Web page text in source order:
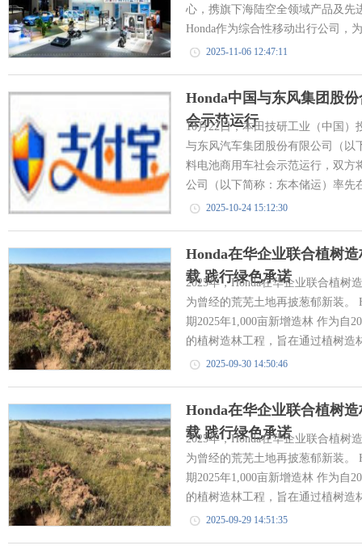
心，携旗下海陆空全领域产品及先
Honda作为综合性移动出行公司，
2025-11-06 12:47:11
Honda中国与东风集团股
会示范运行
10月22日，本田技研工业（中国）
与东风汽车集团股份有限公司（以
料电池商用车社会示范运行，双方
公司（以下简称：东本储运）率先
2025-10-24 15:12:30
Honda在华企业联合植树
载 践行绿色承诺
2025年，Honda在华企业联合植树
为曾经的荒芜土地再披葱郁新装。
期2025年1,000亩新增造林 作为自
的植树造林工程，旨在通过植树造
2025-09-30 14:50:46
Honda在华企业联合植树
载 践行绿色承诺
2025年，Honda在华企业联合植树
为曾经的荒芜土地再披葱郁新装。
期2025年1,000亩新增造林 作为自
的植树造林工程，旨在通过植树造
2025-09-29 14:51:35